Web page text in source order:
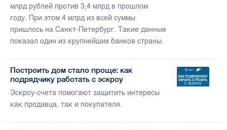
млрд рублей против 3,4 млрд в прошлом
году. При этом 4 млрд из всей суммы
пришлось на Санкт-Петербург. Такие данные
показал один из крупнейших банков страны.
Построить дом стало проще: как
подрядчику работать с эскроу
Эскроу-счета помогают защитить интересы
как продавца, так и покупателя.